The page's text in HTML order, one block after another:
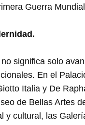
Guerra
significa solo
En el
Italia y De
de Bellas Artes
y cultural, las